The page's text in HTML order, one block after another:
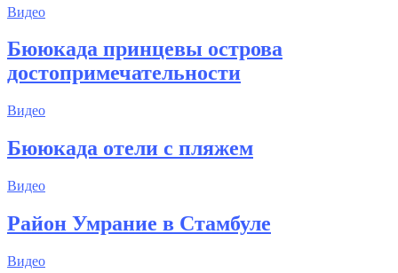
Видео
Бююкада принцевы острова
достопримечательности
Видео
Бююкада отели с пляжем
Видео
Район Умрание в Стамбуле
Видео